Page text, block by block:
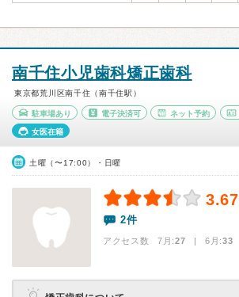
南千住小児歯科矯正歯科
東京都荒川区南千住（南千住駅）
駐車場あり 電子決済可 ネット予約
女医在籍
土曜（〜17:00）・日曜
3.67
2件
アクセス数 7月:27 | 6月:33